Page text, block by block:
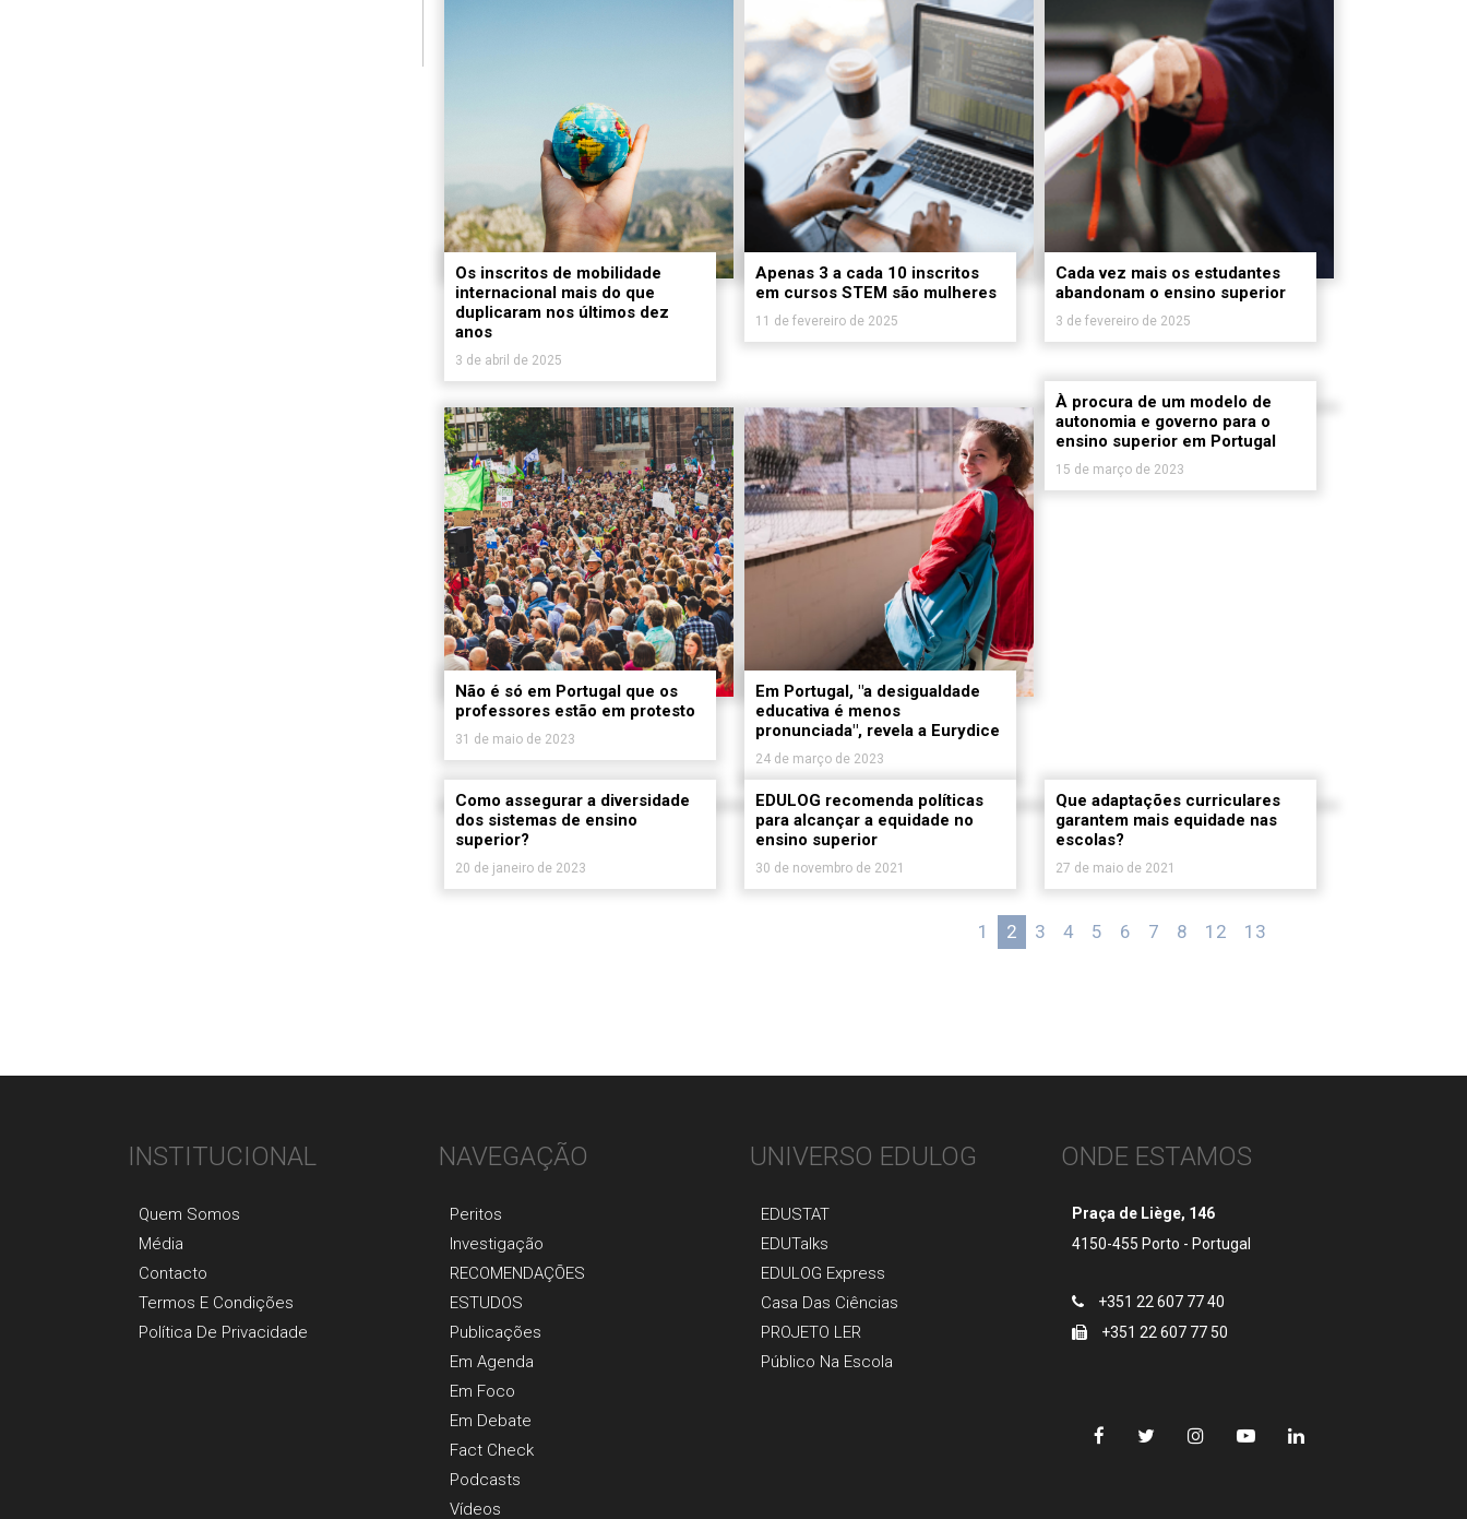
Os inscritos de mobilidade
internacional mais do que
duplicaram nos últimos dez
anos
3 de abril de 2025
Apenas 3 a cada 10 inscritos
em cursos STEM são mulheres
11 de fevereiro de 2025
Cada vez mais os estudantes
abandonam o ensino superior
3 de fevereiro de 2025
Não é só em Portugal que os
professores estão em protesto
31 de maio de 2023
Em Portugal, "a desigualdade
educativa é menos
pronunciada", revela a Eurydice
24 de março de 2023
À procura de um modelo de
autonomia e governo para o
ensino superior em Portugal
15 de março de 2023
Como assegurar a diversidade
dos sistemas de ensino
superior?
20 de janeiro de 2023
EDULOG recomenda políticas
para alcançar a equidade no
ensino superior
30 de novembro de 2021
Que adaptações curriculares
garantem mais equidade nas
escolas?
27 de maio de 2021
1 2 3 4 5 6 7 8 12 13
INSTITUCIONAL
Quem Somos
Média
Contacto
Termos E Condições
Política De Privacidade
NAVEGAÇÃO
Peritos
Investigaçãо
RECOMENDAÇÕES
ESTUDOS
Publicaçõеs
Em Agenda
Em Foco
Em Debate
Fact Check
Podcasts
Vídeos
UNIVERSO EDULOG
EDUSTAT
EDUTalks
EDULOG Express
Casa Das Ciências
PROJETO LER
Público Na Escola
ONDE ESTAMOS
Praça de Liège, 146
4150-455 Porto - Portugal
+351 22 607 77 40
+351 22 607 77 50